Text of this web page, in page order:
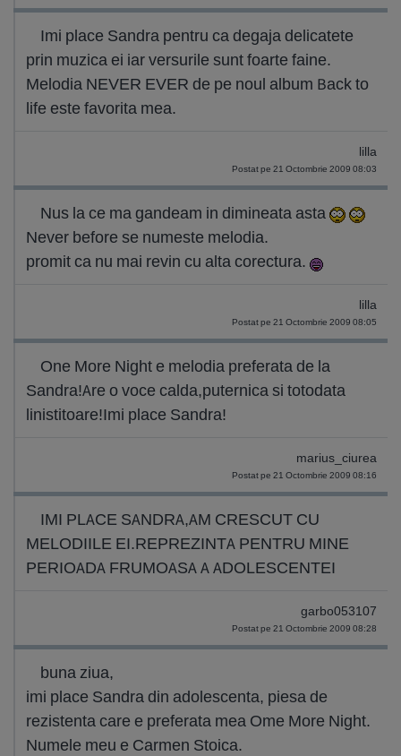
Imi place Sandra pentru ca degaja delicatete
prin muzica ei iar versurile sunt foarte faine.
Melodia NEVER EVER de pe noul album Back to
life este favorita mea.
lilla
Postat pe 21 Octombrie 2009 08:03
Nus la ce ma gandeam in dimineata asta
Never before se numeste melodia.
promit ca nu mai revin cu alta corectura.
lilla
Postat pe 21 Octombrie 2009 08:05
One More Night e melodia preferata de la
Sandra!Are o voce calda,puternica si totodata
linistitoare!Imi place Sandra!
marius_ciurea
Postat pe 21 Octombrie 2009 08:16
IMI PLACE SANDRA,AM CRESCUT CU
MELODIILE EI.REPREZINTA PENTRU MINE
PERIOADA FRUMOASA A ADOLESCENTEI
garbo053107
Postat pe 21 Octombrie 2009 08:28
buna ziua,
imi place Sandra din adolescenta, piesa de
rezistenta care e preferata mea Ome More Night.
Numele meu e Carmen Stoica.